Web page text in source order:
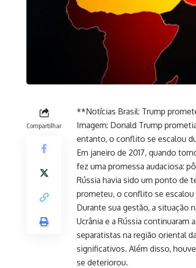
Compartilhar
**Notícias Brasil: Trump
Imagem: Donald Trump
entanto, o conflito se escalou
Em janeiro de 2017, quando
fez uma promessa audaciosa:
Rússia havia sido um ponto de
prometeu, o conflito se escalou
Durante sua gestão, a situação
Ucrânia e a Rússia continuaram
separatistas na região oriental
significativos. Além disso,
se deteriorou.